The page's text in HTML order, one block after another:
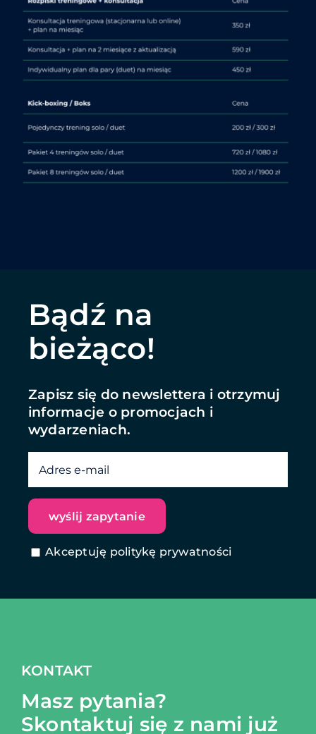
Bądź na
bieżąco!
Zapisz się do newslettera i otrzymuj
informacje o promocjach i
wydarzeniach.
Akceptuję politykę prywatności
KONTAKT
Masz pytania?
Skontaktuj się z nami już